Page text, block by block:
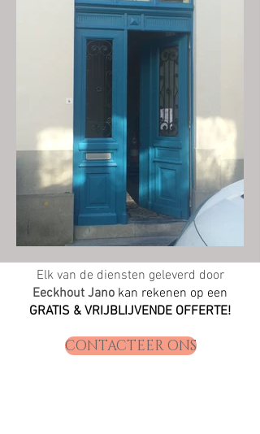
Elk van de diensten geleverd door
Eeckhout Jano kan rekenen op een
GRATIS & VRIJBLIJVENDE OFFERTE!
CONTACTEER ONS